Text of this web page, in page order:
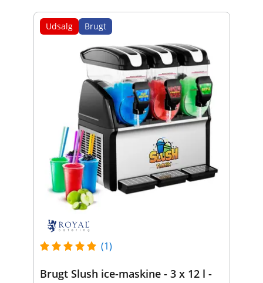
Udsalg Brugt
(1)
Brugt Slush ice-maskine - 3 x 12 l -